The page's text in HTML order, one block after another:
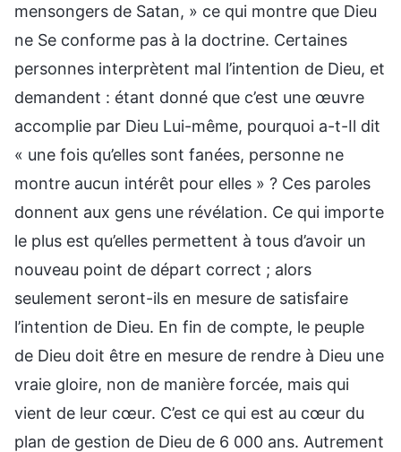
mensongers de Satan, » ce qui montre que Dieu
ne Se conforme pas à la doctrine. Certaines
personnes interprètent mal l’intention de Dieu, et
demandent : étant donné que c’est une œuvre
accomplie par Dieu Lui-même, pourquoi a-t-Il dit
« une fois qu’elles sont fanées, personne ne
montre aucun intérêt pour elles » ? Ces paroles
donnent aux gens une révélation. Ce qui importe
le plus est qu’elles permettent à tous d’avoir un
nouveau point de départ correct ; alors
seulement seront-ils en mesure de satisfaire
l’intention de Dieu. En fin de compte, le peuple
de Dieu doit être en mesure de rendre à Dieu une
vraie gloire, non de manière forcée, mais qui
vient de leur cœur. C’est ce qui est au cœur du
plan de gestion de Dieu de 6 000 ans. Autrement